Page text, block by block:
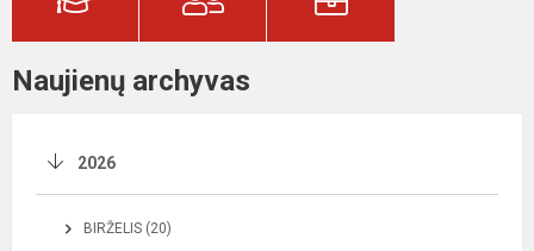
Naujienų archyvas
2026
BIRŽELIS (20)